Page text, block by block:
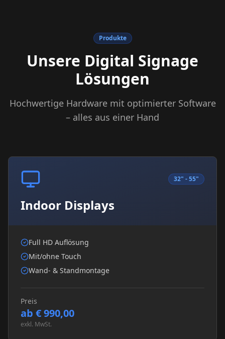
Produkte
Unsere Digital Signage
Lösungen
Hochwertige Hardware mit optimierter Software
– alles aus einer Hand
32" - 55"
Indoor Displays
Full HD Auflösung
Mit/ohne Touch
Wand- & Standmontage
Preis
ab € 990,00
exkl. MwSt.